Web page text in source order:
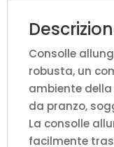
Consolle
robusta, un
ambiente
da pranzo,
La consolle
facilmente